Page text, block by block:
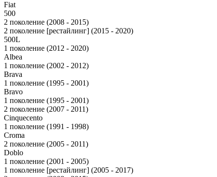
Fiat
500
2 поколение (2008 - 2015)
2 поколение [рестайлинг] (2015 - 2020)
500L
1 поколение (2012 - 2020)
Albea
1 поколение (2002 - 2012)
Brava
1 поколение (1995 - 2001)
Bravo
1 поколение (1995 - 2001)
2 поколение (2007 - 2011)
Cinquecento
1 поколение (1991 - 1998)
Croma
2 поколение (2005 - 2011)
Doblo
1 поколение (2001 - 2005)
1 поколение [рестайлинг] (2005 - 2017)